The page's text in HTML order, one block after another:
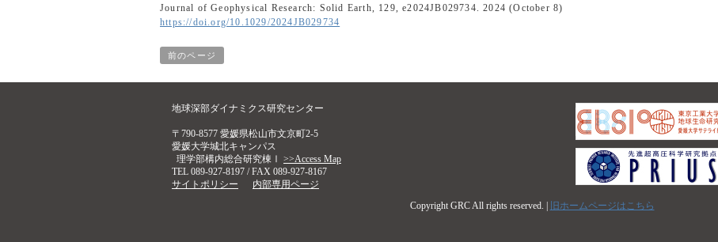
Journal of Geophysical Research: Solid Earth, 129, e2024JB029734. 2024 (October 8)
https://doi.org/10.1029/2024JB029734
前のページ
地球深部ダイナミクス研究センター
〒790-8577 愛媛県松山市文京町2-5
愛媛大学城北キャンパス
理学部構内総合研究棟Ⅰ >>Access Map
TEL 089-927-8197 / FAX 089-927-8167
サイトポリシー
内部専用ページ
Copyright GRC All rights reserved. |
旧ホームページはこちら